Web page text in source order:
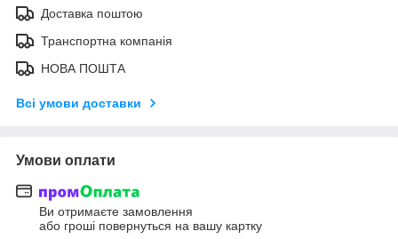
Доставка поштою
Транспортна компанія
НОВА ПОШТА
Всі умови доставки
Умови оплати
Ви отримаєте замовлення
або гроші повернуться на вашу картку